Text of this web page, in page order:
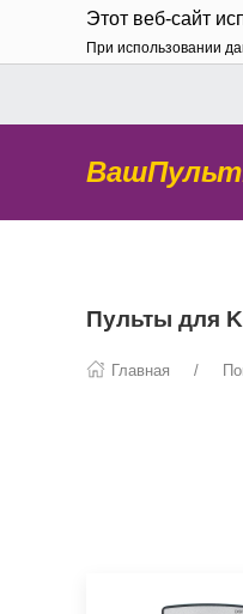
Этот веб-сайт
При использовании
Пульты для
Главная